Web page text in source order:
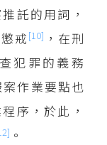
託的用詞，
戒 [10] ，在刑
犯罪的義務
作業要點也
序，於此，
。